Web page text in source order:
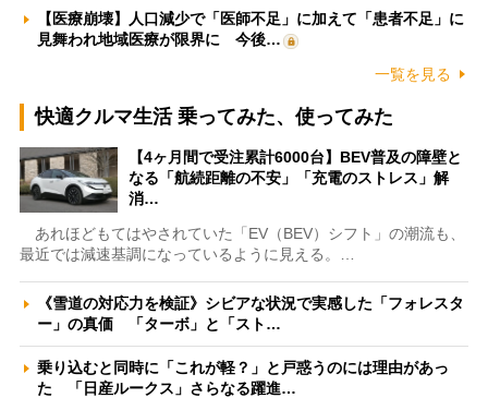
【医療崩壊】人口減少で「医師不足」に加えて「患者不足」に
見舞われ地域医療が限界に 今後…
一覧を見る
快適クルマ生活 乗ってみた、使ってみた
【4ヶ月間で受注累計6000台】BEV普及の障壁と
なる「航続距離の不安」「充電のストレス」解
消…
あれほどもてはやされていた「EV（BEV）シフト」の潮流も、
最近では減速基調になっているように見える。…
《雪道の対応力を検証》シビアな状況で実感した「フォレスタ
ー」の真価 「ターボ」と「スト…
乗り込むと同時に「これが軽？」と戸惑うのには理由があっ
た 「日産ルークス」さらなる躍進…